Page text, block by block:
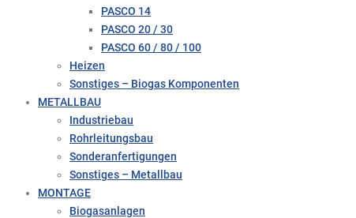
PASCO 14
PASCO 20 / 30
PASCO 60 / 80 / 100
Heizen
Sonstiges – Biogas Komponenten
METALLBAU
Industriebau
Rohrleitungsbau
Sonderanfertigungen
Sonstiges – Metallbau
MONTAGE
Biogasanlagen